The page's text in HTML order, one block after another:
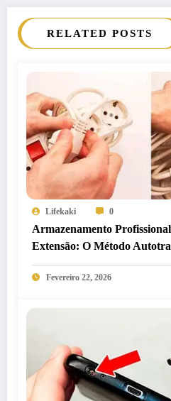
RELATED POSTS
Lifekaki 0
Armazenamento
Extensão: O Método
Embaraços)
Fevereiro 22, 2026